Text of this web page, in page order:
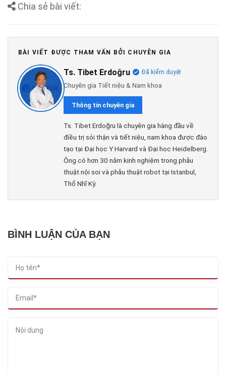
Chia sẻ bài viết:
BÀI VIẾT ĐƯỢC THAM VẤN BỞI CHUYÊN GIA
Ts. Tibet Erdoğru Đã kiểm duyệt
Chuyên gia Tiết niệu & Nam khoa
Thông tin chuyên gia
Ts. Tibet Erdoğru là chuyên gia hàng đầu về
điều trị sỏi thận và tiết niệu, nam khoa được đào
tạo tại Đại học Y Harvard và Đại học Heidelberg.
Ông có hơn 30 năm kinh nghiệm trong phẫu
thuật nội soi và phẫu thuật robot tại Istanbul,
Thổ Nhĩ Kỳ.
BÌNH LUẬN CỦA BẠN